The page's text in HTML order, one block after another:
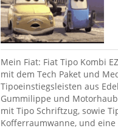
Mein Fiat: Fiat Tipo Kombi
mit dem Tech Paket und
Tipoeinstiegsleisten aus
Gummilippe und
mit Tipo Schriftzug, sowie
Kofferraumwanne, und